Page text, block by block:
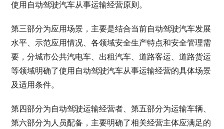
使用自动驾驶汽车从事运输经营原则。
第三部分为应用场景，主要是结合当前自动驾驶汽车发展
水平、示范应用情况、各领域安全生产特点和安全管理需
要，分城市公共汽电车、出租汽车、道路客运、道路货运
等领域明确了使用自动驾驶汽车从事运输经营的具体场景
及适用条件。
第四部分为自动驾驶运输经营者、第五部分为运输车辆、
第六部分为人员配备，主要明确了相关经营主体应满足的